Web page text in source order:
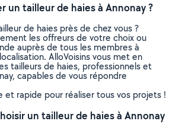
un tailleur de haies à Annonay ?
de haies près de chez vous ?
les offreurs de votre choix ou
auprès de tous les membres à
AlloVoisins vous met en
tailleurs de haies, professionnels et
capables de vous répondre
et rapide pour réaliser tous vos projets !
un tailleur de haies à Annonay